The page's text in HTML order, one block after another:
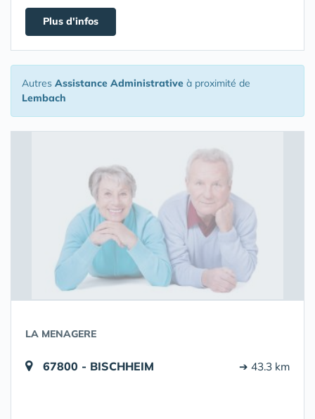
Plus d'infos
Autres Assistance Administrative à proximité de
Lembach
LA MENAGERE
67800 - BISCHHEIM ➔ 43.3 km